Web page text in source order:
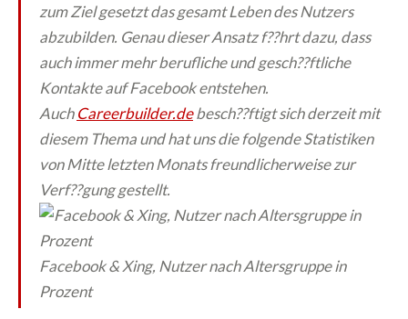
zum Ziel gesetzt das gesamt Leben des Nutzers
abzubilden. Genau dieser Ansatz f??hrt dazu, dass
auch immer mehr berufliche und gesch??ftliche
Kontakte auf Facebook entstehen.
AuchCareerbuilder.debesch??ftigt sich derzeit mit
diesem Thema und hat uns die folgende Statistiken
von Mitte letzten Monats freundlicherweise zur
Verf??gung gestellt.
Facebook & Xing, Nutzer nach Altersgruppe in
Prozent